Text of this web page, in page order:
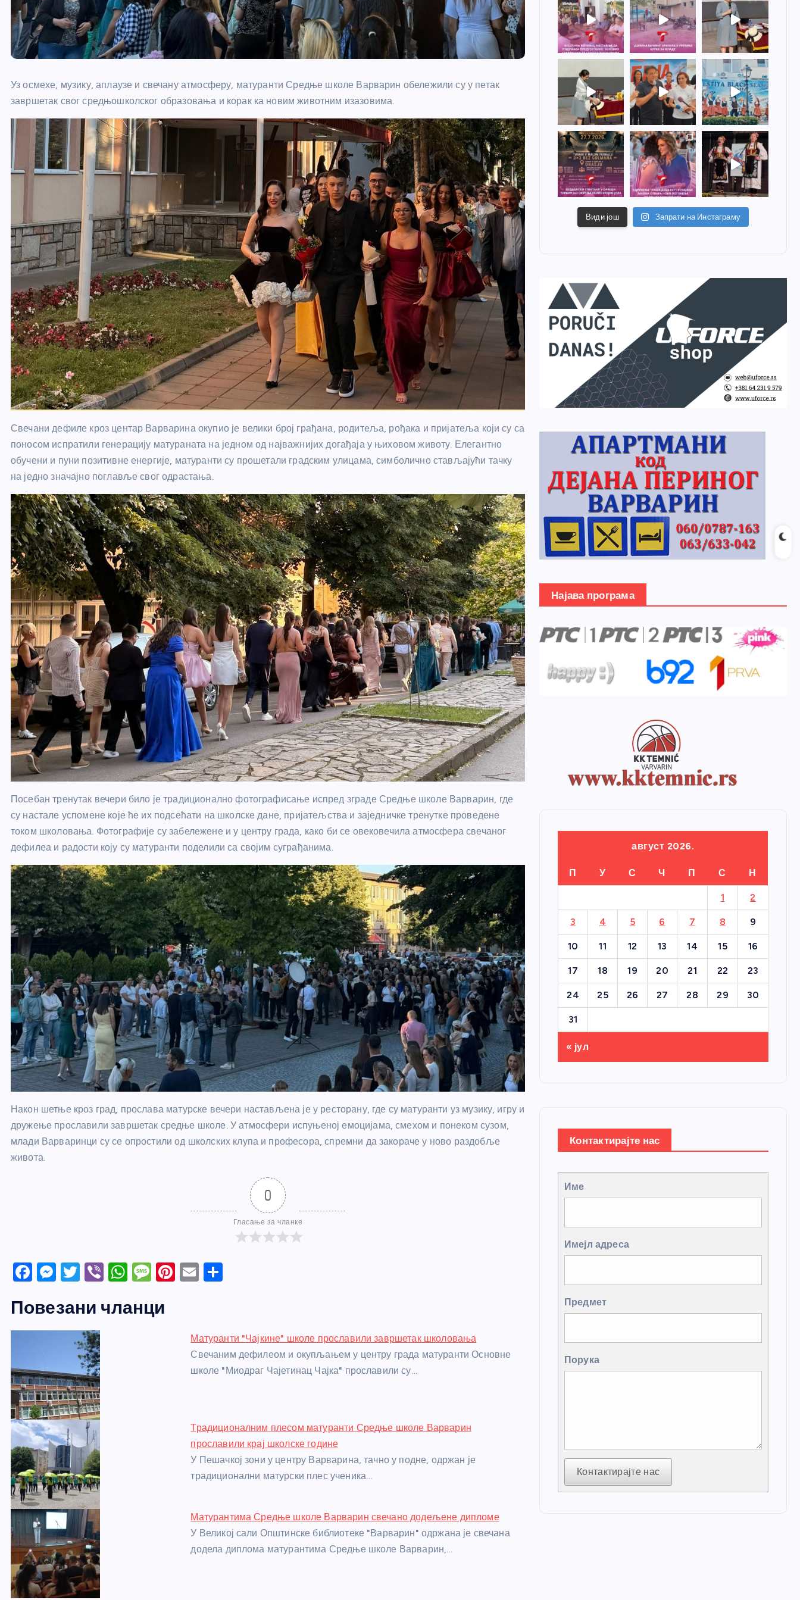
Уз осмехе, музику, аплаузе и свечану атмосферу, матуранти Средње школе Варварин обележили су у петак
завршетак свог средњошколског образовања и корак ка новим животним изазовима.
Свечани дефиле кроз центар Варварина окупио је велики број грађана, родитеља, рођака и пријатеља који су са
поносом испратили генерацију матураната на једном од најважнијих догађаја у њиховом животу. Елегантно
обучени и пуни позитивне енергије, матуранти су прошетали градским улицама, симболично стављајући тачку
на једно значајно поглавље свог одрастања.
Посебан тренутак вечери било је традиционално фотографисање испред зграде Средње школе Варварин, где
су настале успомене које ће их подсећати на школске дане, пријатељства и заједничке тренутке проведене
током школовања. Фотографије су забележене и у центру града, како би се овековечила атмосфера свечаног
дефилеа и радости коју су матуранти поделили са својим суграђанима.
Након шетње кроз град, прослава матурске вечери настављена је у ресторану, где су матуранти уз музику, игру и
дружење прославили завршетак средње школе. У атмосфери испуњеној емоцијама, смехом и понеком сузом,
млади Варваринци су се опростили од школских клупа и професора, спремни да закораче у ново раздобље
живота.
0
Гласање за чланке
F
c
e
o
o
k
M
ss
e
g
er
T
itt
er
Vi
er
W
at
M
ss
Pi
st
E
Повезани чланци
Матуранти "Чајкине" школе прославили завршетак школовања
Свечаним дефилеом и окупљањем у центру града матуранти Основне
школе "Миодраг Чајетинац Чајка" прославили су…
Традиционалним плесом матуранти Средње школе Варварин
прославили крај школске године
У Пешачкој зони у центру Варварина, тачно у подне, одржан је
традиционални матурски плес ученика…
Матурантима Средње школе Варварин свечано додељене дипломе
У Великој сали Општинске библиотеке "Варварин" одржана је свечана
додела диплома матурантима Средње школе Варварин,…
Види још Запрати на Инстаграму
Најава програма
август 2026.
П У С Ч П С Н
1 2
3 4 5 6 7 8 9
10 11 12 13 14 15 16
17 18 19 20 21 22 23
24 25 26 27 28 29 30
31
« јул
Контактирајте нас
Име
Имејл адреса
Предмет
Порука
Контактирајте нас